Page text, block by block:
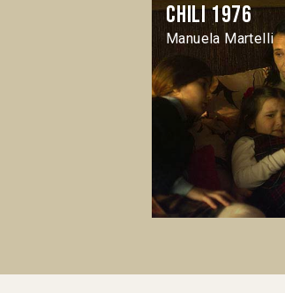
Chili 1976
Manuela Martelli